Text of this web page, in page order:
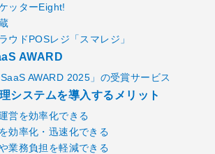
ッターEight!
ウドPOSレジ「スマレジ」
AWARD
SaaS AWARD 2025」の受賞サービス
システムを導入するメリット
営を効率化できる
効率化・迅速化できる
業務負担を軽減できる